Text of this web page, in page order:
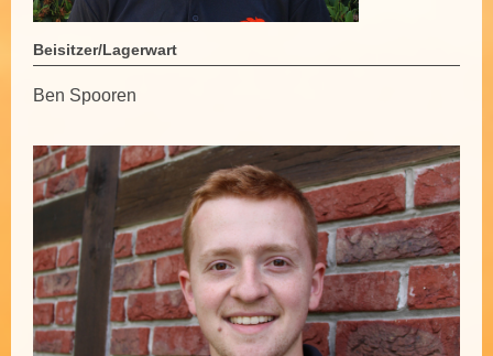
Beisitzer/Lagerwart
Ben Spooren